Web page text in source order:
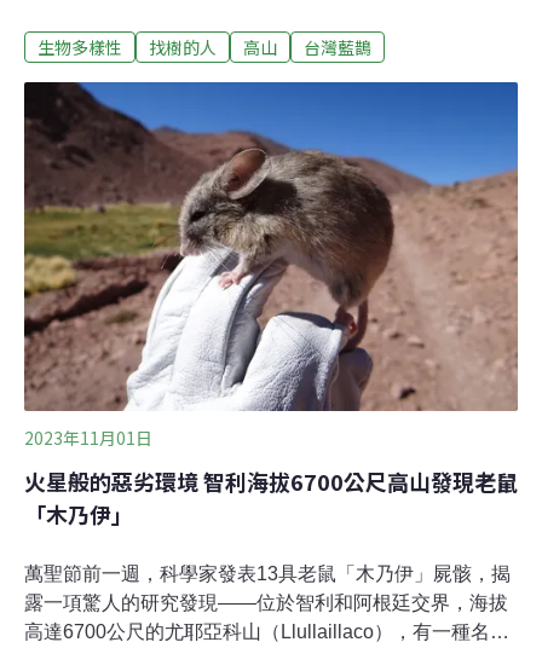
建立人與自然的和諧關係。展覽期間邀請四位專家進行四
台灣的巨木、高山、中級山、城市中的野生動植物，看見
台灣島嶼的生物多樣性豐富，是值得我們好好守護的寶
島。以下為這四場講座的紀錄：攀。攀上台灣最高樹：找
樹的人團隊第一場由「找樹的人」團隊，農業部林試所副
研究員徐嘉君博士揭開序幕，以「攀。攀上台灣最高樹」
為題，與民眾分享巨木探勘歷程。「台灣的位置很特別，
剛好在北回歸線上，很多北溫帶的生物分佈最南端跟南熱
帶生物的分佈最北端都在台灣，剛好在一個交會的場
所。」徐嘉君說，再加上台灣的島嶼氣候與高山密集分
佈，造就台灣生物多樣性如此的豐富。
生物多樣性 找樹的人 高山 台灣藍鵲
2023年11月01日
火星般的惡劣環境 智利海拔6700公尺高山發現老鼠
「木乃伊」
萬聖節前一週，科學家發表13具老鼠「木乃伊」屍骸，揭
露一項驚人的研究發現——位於智利和阿根廷交界，海拔
高達6700公尺的尤耶亞科山（Llullaillaco），有一種名為